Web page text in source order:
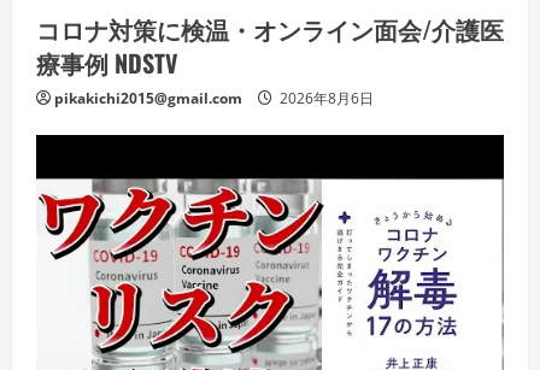
コロナ対策に検温・オンライン面会/介護医
療事例 NDSTV
pikakichi2015@gmail.com 2026年8月6日